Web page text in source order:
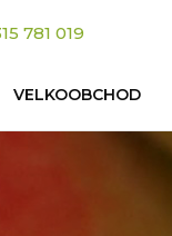
VELKOOBCHOD
781 019